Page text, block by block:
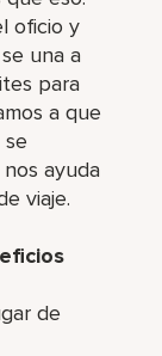
oficio y
una a
para
a que
ayuda
viaje.
de